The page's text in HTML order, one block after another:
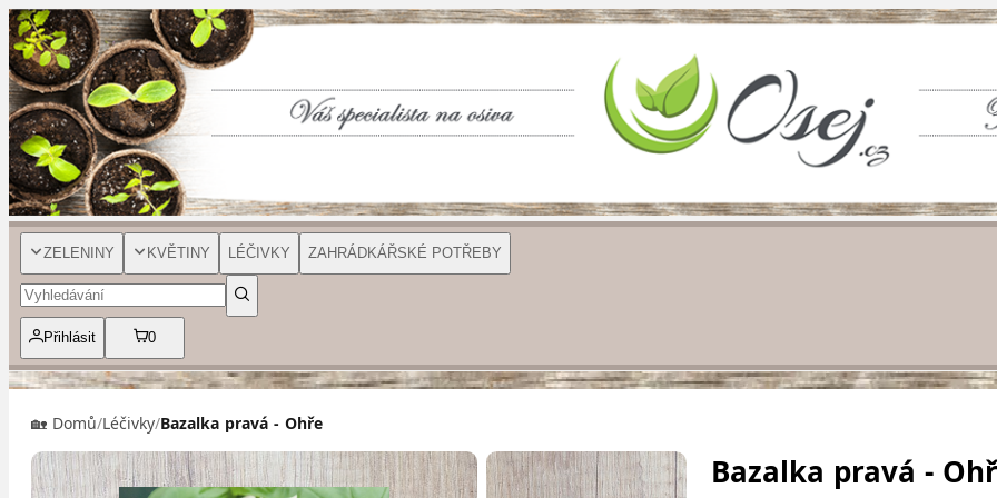
ZELENINY KVĚTINY LÉČIVKY ZAHRÁDKÁŘSKÉ POTŘEBY
Přihlásit 0
🏡 Domů/Léčivky/Bazalka pravá - Ohře
Bazalka pravá -